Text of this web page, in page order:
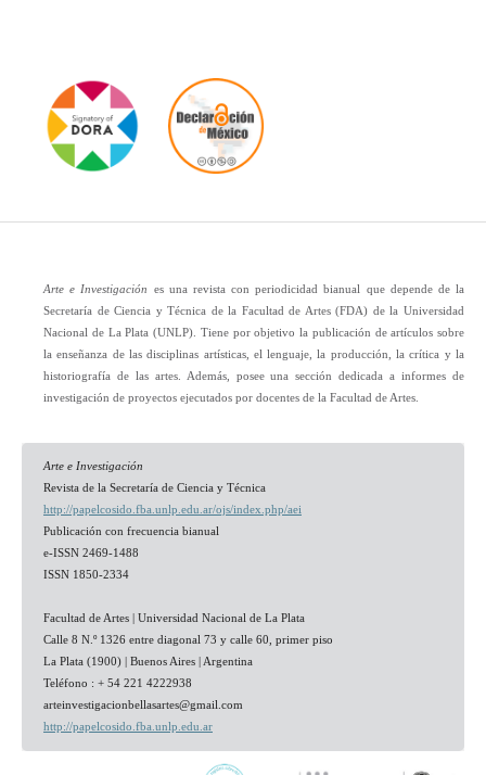
Arte e Investigación
es una revista con periodicidad bianual que depende de la
Secretaría de Ciencia y Técnica de la Facultad de Artes (FDA) de la Universidad
Nacional de La Plata (UNLP). Tiene por objetivo la publicación de artículos sobre
la enseñanza de las disciplinas artísticas, el lenguaje, la producción, la crítica y la
historiografía de las artes. Además, posee una sección dedicada a informes de
investigación de proyectos ejecutados por docentes de la Facultad de Artes.
Arte e Investigación
Revista de la Secretaría de Ciencia y Técnica
http://papelcosido.fba.unlp.edu.ar/ojs/index.php/aei
Publicación con frecuencia bianual
e-ISSN 2469-1488
ISSN 1850-2334
Facultad de Artes | Universidad Nacional de La Plata
Calle 8 N.º 1326 entre diagonal 73 y calle 60, primer piso
La Plata (1900) | Buenos Aires | Argentina
Teléfono : + 54 221 4222938
arteinvestigacionbellasartes@gmail.com
http://papelcosido.fba.unlp.edu.ar